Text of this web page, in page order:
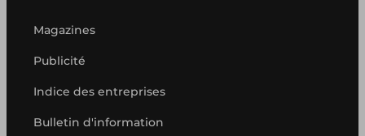
Magazines
Publicité
Indice des entreprises
Bulletin d'information